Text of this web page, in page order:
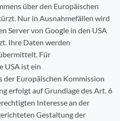
über den Europäischen
Nur in Ausnahmefällen wird
Server von Google in den USA
Ihre Daten werden
Für
USA ist ein
der Europäischen Kommission
erfolgt auf Grundlage des Art. 6
Interesse an der
Gestaltung der